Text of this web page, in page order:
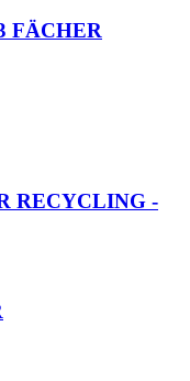
FÄCHER
RECYCLING -